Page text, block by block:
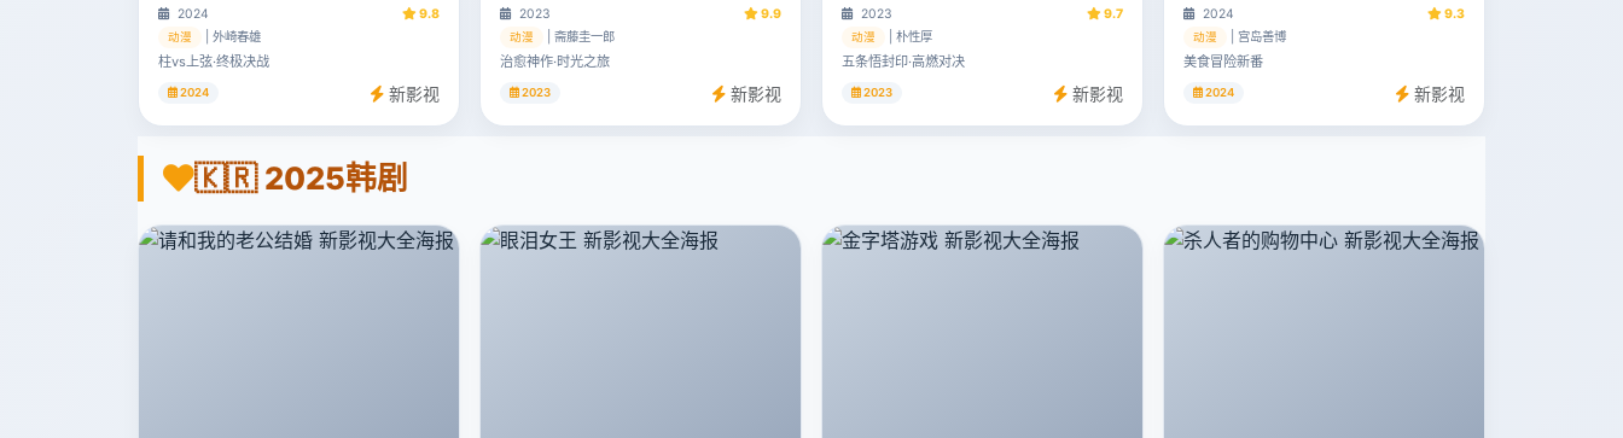
2024 9.8
动漫 | 外崎春雄
柱vs上弦·终极决战
2024 新影视
2023 9.9
动漫 | 斋藤圭一郎
治愈神作·时光之旅
2023 新影视
2023 9.7
动漫 | 朴性厚
五条悟封印·高燃对决
2023 新影视
2024 9.3
动漫 | 宫岛善博
美食冒险新番
2024 新影视
🇰🇷 2025韩剧